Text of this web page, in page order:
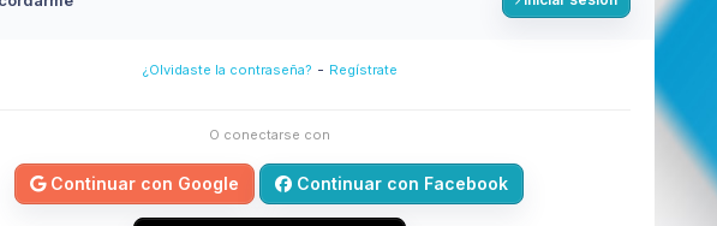
¿Olvidaste la contraseña? - Regístrate
O conectarse con
Continuar con Google Continuar con Facebook